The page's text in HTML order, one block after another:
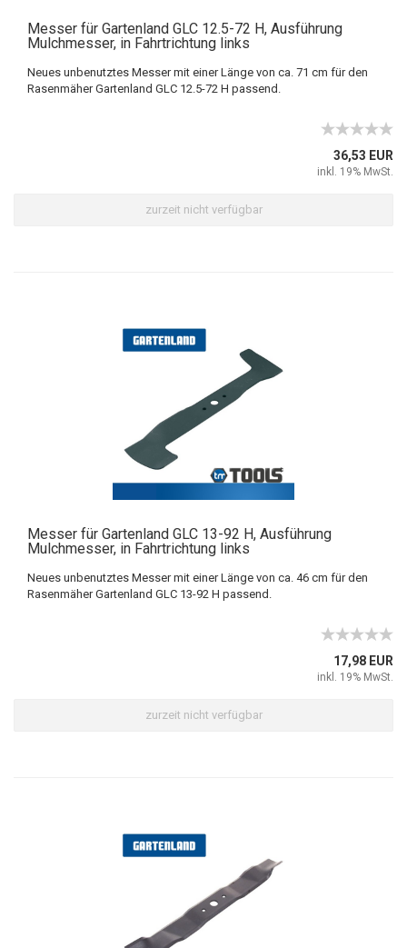
Messer für Gartenland GLC 12.5-72 H, Ausführung
Mulchmesser, in Fahrtrichtung links
Neues unbenutztes Messer mit einer Länge von ca. 71 cm für den
Rasenmäher Gartenland GLC 12.5-72 H passend.
36,53 EUR
inkl. 19% MwSt.
zurzeit nicht verfügbar
Messer für Gartenland GLC 13-92 H, Ausführung
Mulchmesser, in Fahrtrichtung links
Neues unbenutztes Messer mit einer Länge von ca. 46 cm für den
Rasenmäher Gartenland GLC 13-92 H passend.
17,98 EUR
inkl. 19% MwSt.
zurzeit nicht verfügbar